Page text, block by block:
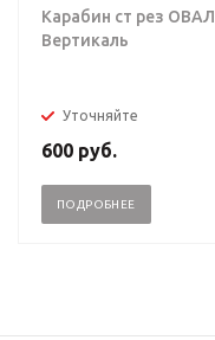
Карабин ст рез ОВАЛ |
Вертикаль
Уточняйте
600 руб.
ПОДРОБНЕЕ